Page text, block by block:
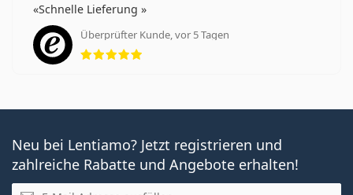
Schnelle Lieferung
Überprüfter Kunde, vor 5 Tagen
Bewertung 5 aus 5
Neu bei Lentiamo? Jetzt registrieren und
zahlreiche Rabatte und Angebote erhalten!
E-Mail